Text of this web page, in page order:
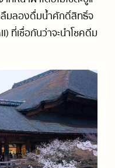
ลืมลองดื่มน้ำศักดิ์สิทธิ์จ
ที่เชื่อกันว่าจะนำโชคดีม